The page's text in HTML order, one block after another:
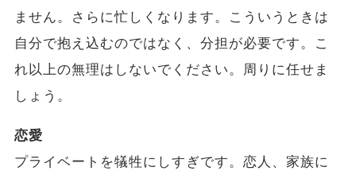
ません。さらに忙しくなります。こういうときは
自分で抱え込むのではなく、分担が必要です。こ
れ以上の無理はしないでください。周りに任せま
しょう。
恋愛
プライベートを犠牲にしすぎです。恋人、家族に